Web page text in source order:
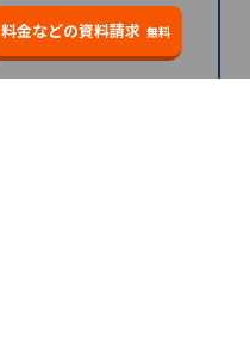
料金などの資料請求 無料